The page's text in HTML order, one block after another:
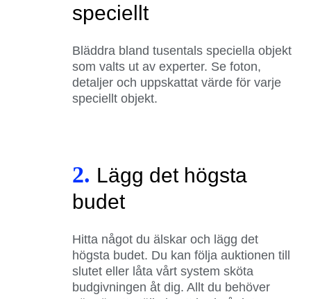
speciellt
Bläddra bland tusentals speciella objekt
som valts ut av experter. Se foton,
detaljer och uppskattat värde för varje
speciellt objekt.
2. Lägg det högsta
budet
Hitta något du älskar och lägg det
högsta budet. Du kan följa auktionen till
slutet eller låta vårt system sköta
budgivningen åt dig. Allt du behöver